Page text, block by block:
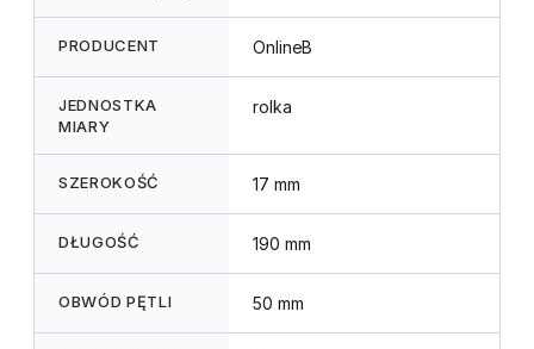
PRODUCENT OnlineB
JEDNOSTKA
MIARY
rolka
SZEROKOŚĆ 17 mm
DŁUGOŚĆ 190 mm
OBWÓD PĘTLI 50 mm